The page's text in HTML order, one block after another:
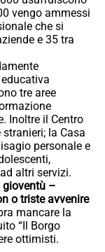
vengo ammessi
che si
e 35 tra
tre aree
Inoltre il Centro
la Casa
personale e
altri servizi.
gioventù –
o triste avvenire
mancare la
“Il Borgo
ottimisti.